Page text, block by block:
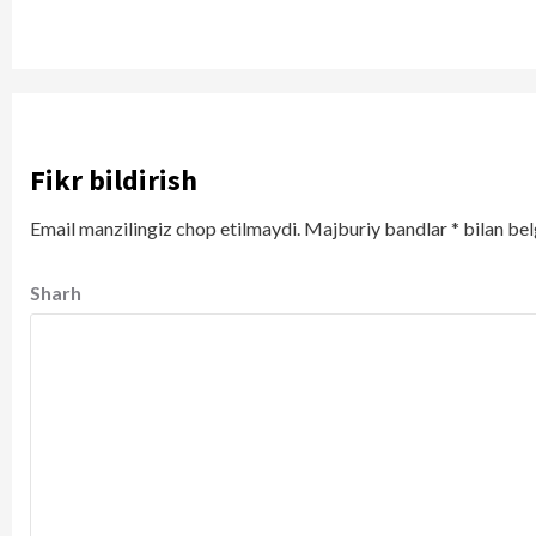
Fikr bildirish
Email manzilingiz chop etilmaydi. Majburiy bandlar* bilan
Sharh